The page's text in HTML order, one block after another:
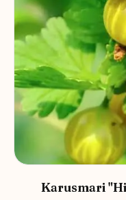
Karusmari